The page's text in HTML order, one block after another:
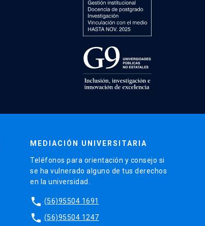
MEDIACIÓN UNIVERSITARIA
Teléfonos para orientación y consejo si
se ha vulnerado alguno de tus derechos
en la universidad.
phone (56)95504 1691
phone (56)95504 1247